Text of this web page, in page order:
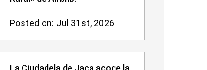
Posted on: Jul 31st, 2026